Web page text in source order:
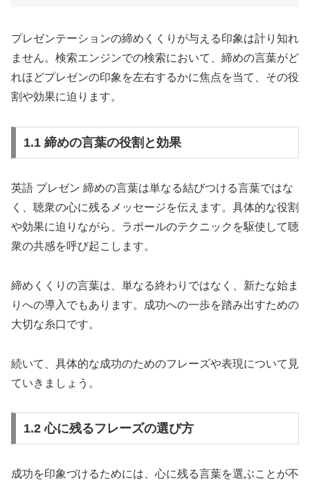
プレゼンテーションの締めくくりが与える印象は計り知れ
ません。検索エンジンでの検索において、締めの言葉がど
れほどプレゼンの印象を左右するかに焦点を当て、その役
割や効果に迫ります。
1.1 締めの言葉の役割と効果
英語 プレゼン 締めの言葉は単なる結びつける言葉ではな
く、聴衆の心に残るメッセージを伝えます。具体的な役割
や効果に迫りながら、ラポールのテクニックを駆使して聴
衆の共感を呼び起こします。
締めくくりの言葉は、単なる終わりではなく、新たな始ま
りへの導入でもあります。成功への一歩を踏み出すための
大切な糸口です。
続いて、具体的な成功のためのフレーズや表現について見
ていきましょう。
1.2 心に残るフレーズの選び方
成功を印象づけるためには、心に残る言葉を選ぶことが不